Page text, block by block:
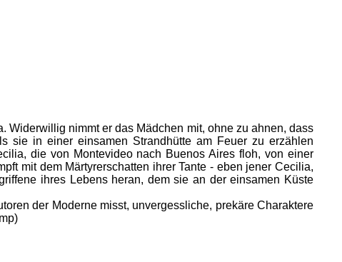
nimmt er das Mädchen mit, ohne zu ahnen, dass
sie in einer einsamen Strandhütte am Feuer zu erzählen
die von Montevideo nach Buenos Aires floh, von einer
mit dem Märtyrerschatten ihrer Tante - eben jener Cecilia,
ihres Lebens heran, dem sie an der einsamen Küste
der Moderne misst, unvergessliche, prekäre Charaktere